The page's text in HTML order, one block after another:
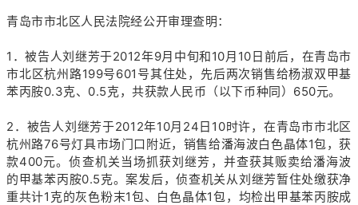
青岛市市北区人民法院经公开审理查明：
1．被告人刘继芳于2012年9月中旬和10月10日前后，在青岛市
市北区杭州路199号601号其住处，先后两次销售给杨淑双甲基
苯丙胺0.3克、0.5克，共获款人民币（以下币种同）650元。
2．被告人刘继芳于2012年10月24日10时许，在青岛市市北区
杭州路76号灯具市场门口附近，销售给潘海波白色晶体1包，获
款400元。侦查机关当场抓获刘继芳，并查获其贩卖给潘海波
的甲基苯丙胺0.5克。案发后，侦查机关从刘继芳暂住处缴获净
重共计1克的灰色粉末1包、白色晶体1包，均检出甲基苯丙胺成